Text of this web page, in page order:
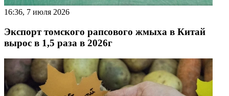
16:36, 7 июля 2026
Экспорт томского рапсового жмыха в Китай
вырос в 1,5 раза в 2026г